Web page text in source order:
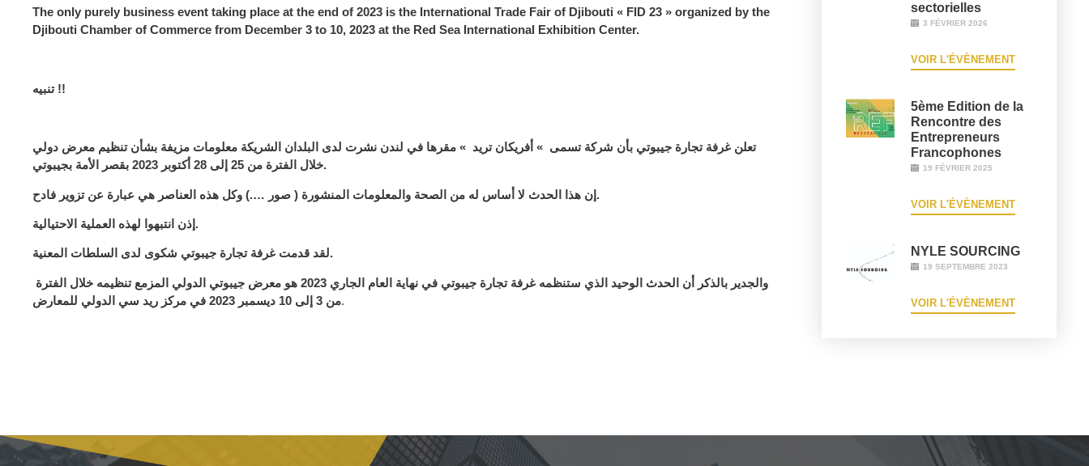
The only purely business event taking place at the end of 2023 is the International Trade Fair of Djibouti « FID 23 » organized by the
Djibouti Chamber of Commerce from December 3 to 10, 2023 at the Red Sea International Exhibition Center.
تنبيه !!
تعلن غرفة تجارة جيبوتي بأن شركة تسمى » أفريكان تريد » مقرها في لندن نشرت لدى البلدان الشريكة معلومات مزيفة بشأن تنظيم معرض دولي
خلال الفترة من 25 إلى 28 أكتوبر 2023 بقصر الأمة بجيبوتي.
إن هذا الحدث لا أساس له من الصحة والمعلومات المنشورة ( صور ….) وكل هذه العناصر هي عبارة عن تزوير فادح.
إذن انتبهوا لهذه العملية الاحتيالية.
لقد قدمت غرفة تجارة جيبوتي شكوى لدى السلطات المعنية.
من 3 إلى 10 ديسمبر 2023 في مركز ريد سي الدولي للمعارض.
sectorielles
3 FÉVRIER 2026
VOIR L'ÉVÈNEMENT
5ème Edition de la
Rencontre des
Entrepreneurs
Francophones
19 FÉVRIER 2025
VOIR L'ÉVÈNEMENT
NYLE SOURCING
19 SEPTEMBRE 2023
VOIR L'ÉVÈNEMENT